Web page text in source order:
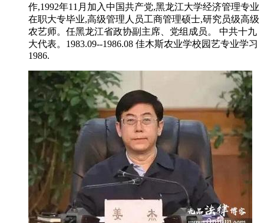
作,1992年11月加入中国共产党,黑龙江大学经济管理专业
在职大专毕业,高级管理人员工商管理硕士,研究员级高级
农艺师。任黑龙江省政协副主席、党组成员。 中共十九
大代表。1983.09--1986.08 佳木斯农业学校园艺专业学习
1986.